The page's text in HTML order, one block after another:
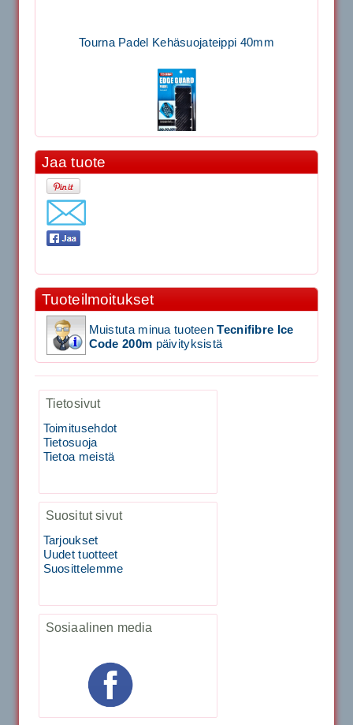
Signum S-7000 Jännityskone (Pöytämalli)
1,650.00€
SIGNUM S-7000 &...
Signum S-7000 Jännityskone (Jalustamalli)
40883 Harjasosa hiekkanurmiharjaan
29.00€
Vaihto harjasosa hie...
Kirschbaum Flash Shark 200m
Käsiystäv&...
Jaa tuote
Tuoteilmoitukset
Muistuta minua tuoteenTecnifibre Ice
Code 200m päivityksistä
Tietosivut
Toimitusehdot
Tietosuoja
Tietoa meistä
Suositut sivut
Tarjoukset
Uudet tuotteet
Suosittelemme
Sosiaalinen media